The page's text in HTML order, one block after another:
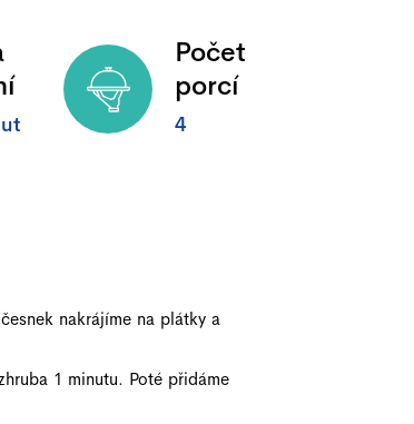
Počet
porcí
4
nakrájíme na plátky a
1 minutu. Poté přidáme